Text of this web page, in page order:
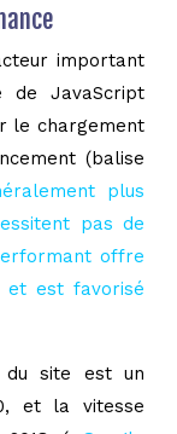
important
de JavaScript
le chargement
(balise
plus
pas de
offre
et est favorisé
du site est un
et la vitesse